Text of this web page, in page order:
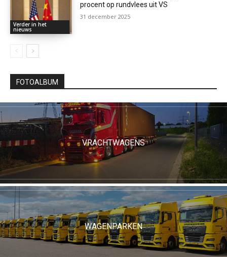
Verder in het
nieuws
procent op rundvlees uit VS
31 december 2025
FOTOALBUM
VRACHTWAGENS
WAGENPARKEN